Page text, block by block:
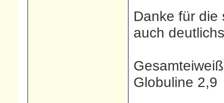
Danke für die
auch
Globuline 2,9